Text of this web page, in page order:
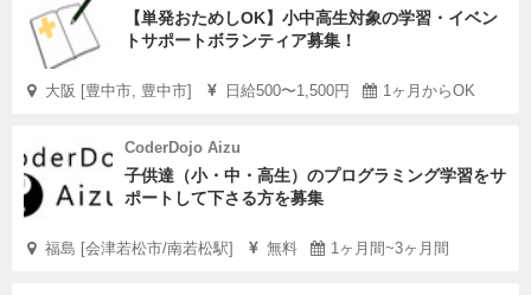
【単発おためしOK】小中高生対象の学習・イベン
トサポートボランティア募集！
大阪 [豊中市, 豊中市] 日給500〜1,500円 1ヶ月からOK
CoderDojo Aizu
子供達（小・中・高生）のプログラミング学習をサ
ポートして下さる方を募集
福島 [会津若松市/南若松駅] 無料 1ヶ月間~3ヶ月間